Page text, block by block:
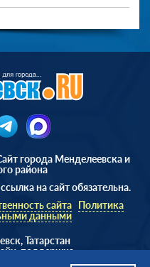
города Менделеевска и
района
на сайт обязательна.
сайта Политика
данными
Татарстан
поддержка